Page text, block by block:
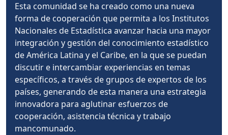
Esta comunidad se ha creado como una nueva
forma de cooperación que permita a los Institutos
Nacionales de Estadística avanzar hacia una mayor
integración y gestión del conocimiento estadístico
de América Latina y el Caribe, en la que se puedan
discutir e intercambiar experiencias en temas
específicos, a través de grupos de expertos de los
países, generando de esta manera una estrategia
innovadora para aglutinar esfuerzos de
cooperación, asistencia técnica y trabajo
mancomunado.